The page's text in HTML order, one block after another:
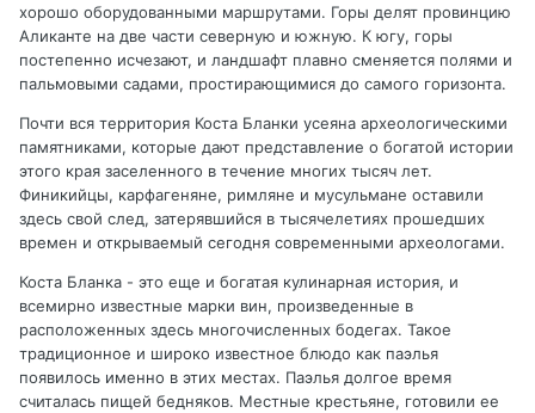
хорошо оборудованными маршрутами. Горы делят провинцию
Аликанте на две части северную и южную. К югу, горы
постепенно исчезают, и ландшафт плавно сменяется полями и
пальмовыми садами, простирающимися до самого горизонта.
Почти вся территория Коста Бланки усеяна археологическими
памятниками, которые дают представление о богатой истории
этого края заселенного в течение многих тысяч лет.
Финикийцы, карфагеняне, римляне и мусульмане оставили
здесь свой след, затерявшийся в тысячелетиях прошедших
времен и открываемый сегодня современными археологами.
Коста Бланка - это еще и богатая кулинарная история, и
всемирно известные марки вин, произведенные в
расположенных здесь многочисленных бодегах. Такое
традиционное и широко известное блюдо как паэлья
появилось именно в этих местах. Паэлья долгое время
считалась пищей бедняков. Местные крестьяне, готовили ее